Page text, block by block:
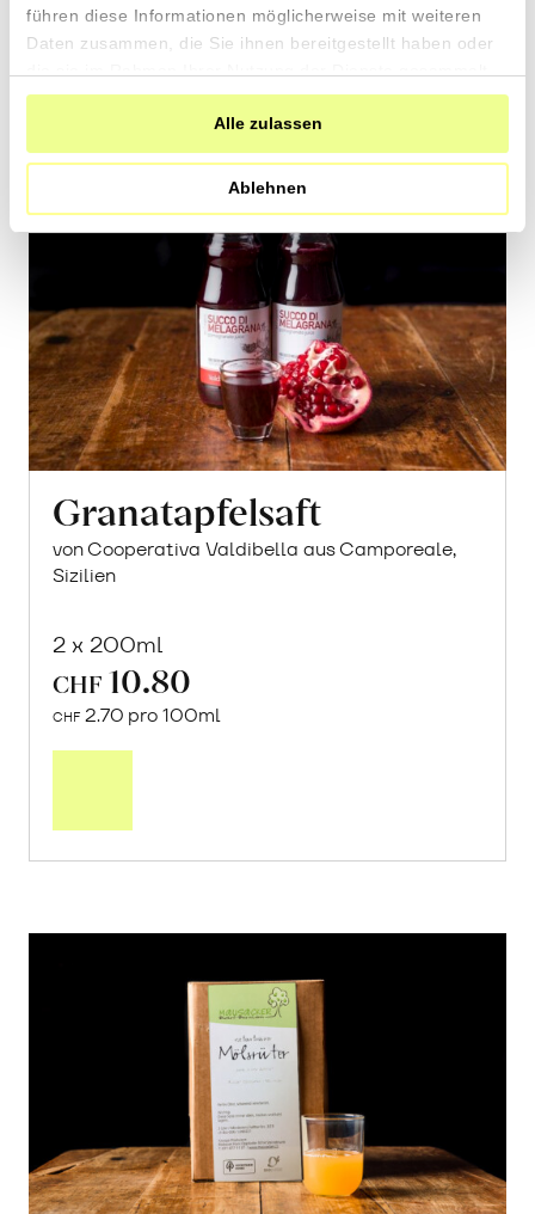
führen diese Informationen möglicherweise mit weiteren
Daten zusammen, die Sie ihnen bereitgestellt haben oder
haben.
Alle zulassen
Ablehnen
Warenkorb
Granatapfelsaft
von Cooperativa Valdibella aus Camporeale,
Sizilien
2 x 200ml
CHF 10.80
CHF 2.70 pro 100ml